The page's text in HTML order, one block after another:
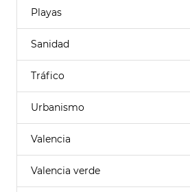
Playas
Sanidad
Tráfico
Urbanismo
Valencia
Valencia verde